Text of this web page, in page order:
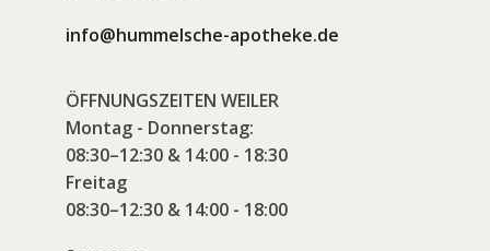
info@hummelsche-apotheke.de
ÖFFNUNGSZEITEN WEILER
Montag - Donnerstag:
08:30–12:30 & 14:00 - 18:30
Freitag
08:30–12:30 & 14:00 - 18:00